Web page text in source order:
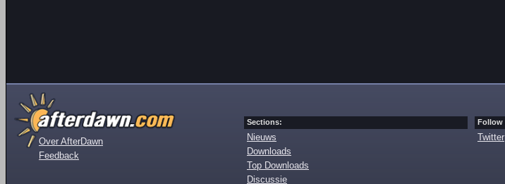
Over AfterDawn
Feedback
Sections:
Nieuws
Downloads
Top Downloads
Discussie
Follow
Twitter